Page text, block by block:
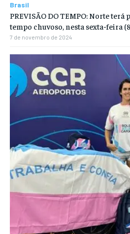
Brasil
PREVISÃO DO TEMPO: Norte
tempo chuvoso, nesta sexta-feira
7 de novembro de 2024